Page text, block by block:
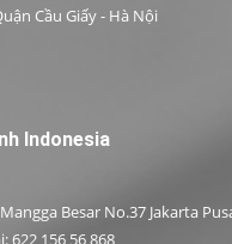
Cầu Giấy - Hà Nội
Indonesia
Besar No.37 Jakarta
622 156 56 868